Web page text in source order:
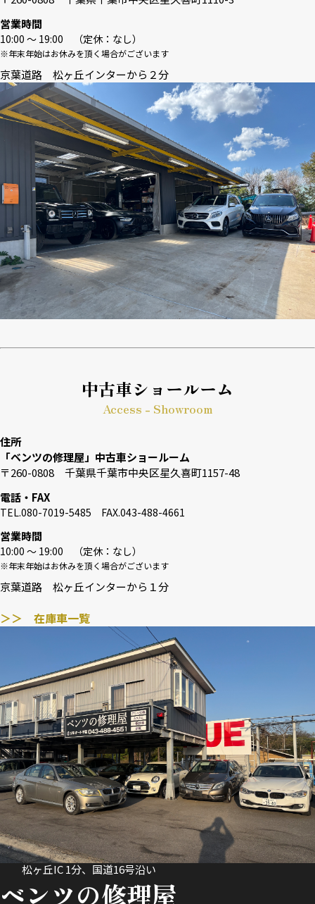
営業時間
10:00 〜 19:00 （定休：なし）
※年末年始はお休みを頂く場合がございます
京葉道路 松ヶ丘インターから２分
中古車ショールーム
Access - Showroom
住所
「ベンツの修理屋」中古車ショールーム
〒260-0808 千葉県千葉市中央区星久喜町1157-48
電話・FAX
TEL.080-7019-5485 FAX.043-488-4661
営業時間
10:00 〜 19:00 （定休：なし）
※年末年始はお休みを頂く場合がございます
京葉道路 松ヶ丘インターから１分
＞＞ 在庫車一覧
松ヶ丘IC 1分、国道16号沿い
ベンツの修理屋